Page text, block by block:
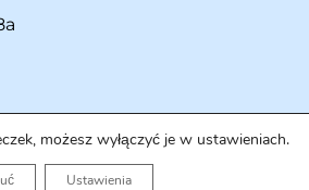
możesz wyłączyć je w ustawieniach.
Ustawienia